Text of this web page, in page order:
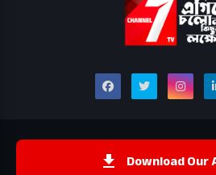
Download Our